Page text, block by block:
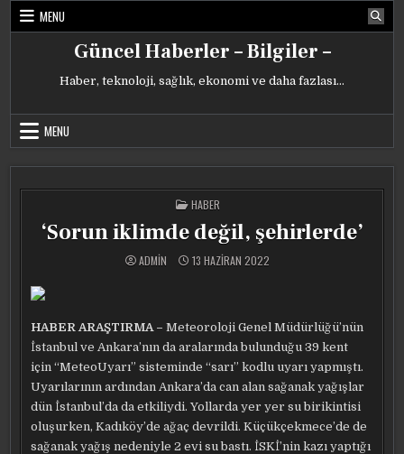
Skip
MENU
Güncel Haberler – Bilgiler –
Haber, teknoloji, sağlık, ekonomi ve daha fazlası…
MENU
POSTED
IN
HABER
‘Sorun iklimde değil, şehirlerde’
ADMIN 13 HAZIRAN 2022
HABER ARAŞTIRMA – Meteoroloji Genel Müdürlüğü’nün
İstanbul ve Ankara’nın da aralarında bulunduğu 39 kent
için “MeteoUyarı” sisteminde “sarı” kodlu uyarı yapmıştı.
Uyarılarının ardından Ankara’da can alan sağanak yağışlar
dün İstanbul’da da etkiliydi. Yollarda yer yer su birikintisi
oluşurken, Kadıköy’de ağaç devrildi. Küçükçekmece’de de
sağanak yağış nedeniyle 2 evi su bastı. İSKİ’nin kazı yaptığı